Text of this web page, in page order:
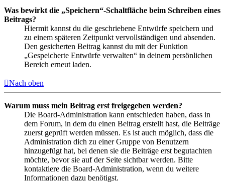
Was bewirkt die „Speichern“-Schaltfläche beim Schreiben eines
Beitrags?
Hiermit kannst du die geschriebene Entwürfe speichern und
zu einem späteren Zeitpunkt vervollständigen und absenden.
Den gesicherten Beitrag kannst du mit der Funktion
„Gespeicherte Entwürfe verwalten“ in deinem persönlichen
Bereich erneut laden.
Nach oben
Warum muss mein Beitrag erst freigegeben werden?
Die Board-Administration kann entschieden haben, dass in
dem Forum, in dem du einen Beitrag erstellt hast, die Beiträge
zuerst geprüft werden müssen. Es ist auch möglich, dass die
Administration dich zu einer Gruppe von Benutzern
hinzugefügt hat, bei denen sie die Beiträge erst begutachten
möchte, bevor sie auf der Seite sichtbar werden. Bitte
kontaktiere die Board-Administration, wenn du weitere
Informationen dazu benötigst.